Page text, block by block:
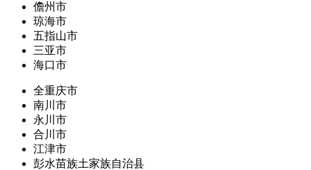
儋州市
琼海市
五指山市
三亚市
海口市
全重庆市
南川市
永川市
合川市
江津市
彭水苗族土家族自治县